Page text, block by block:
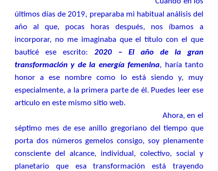
últimos días de 2019, preparaba mi habitual análisis del
año al que, pocas horas después, nos íbamos a
incorporar, no me imaginaba que el título con el que
bauticé ese escrito: 2020 – El año de la gran
transformación y de la energía femenina, haría tanto
honor a ese nombre como lo está siendo y, muy
especialmente, a la primera parte de él. Puedes leer ese
artículo en este mismo sitio web.
Ahora, en el
séptimo mes de ese anillo gregoriano del tiempo que
porta dos números gemelos consigo, soy plenamente
consciente del alcance, individual, colectivo, social y
planetario que esa transformación está trayendo